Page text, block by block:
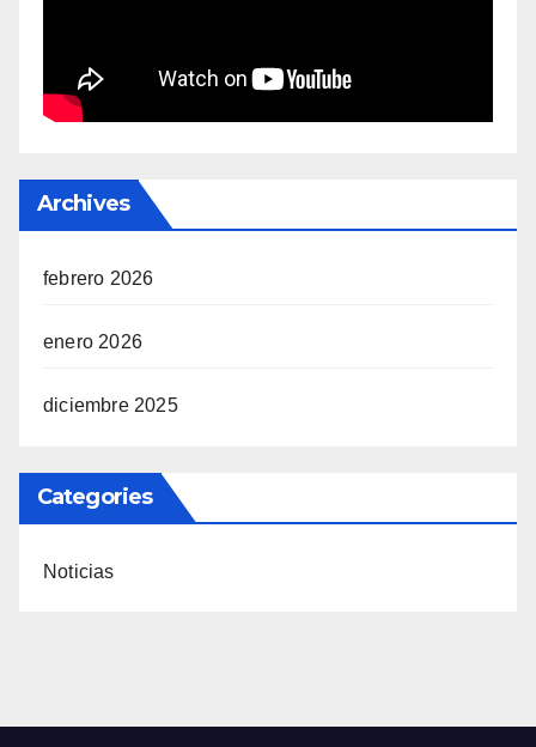
Archives
febrero 2026
enero 2026
diciembre 2025
Categories
Noticias